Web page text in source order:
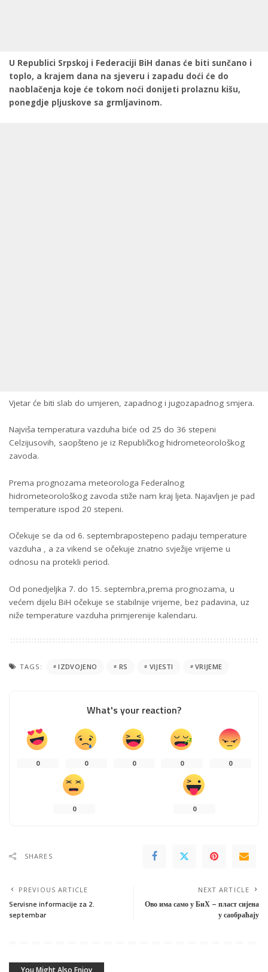
U Republici Srpskoj i Federaciji BiH danas će biti sunčano i
toplo, a krajem dana na sjeveru i zapadu doći će do
naoblačenja koje će tokom noći donijeti prolaznu kišu,
ponegdje pljuskove sa grmljavinom.
Vjetar će biti slab do umjeren, zapadnog i jugozapadnog smjera.
Najviša temperatura vazduha biće od 25 do 36 stepeni
Celzijusovih, saopšteno je iz Republičkog hidrometeorološkog
zavoda.
Prema prognozama meteorologa Federalnog
hidrometeorološkog zavoda stiže nam kraj ljeta. Najavljen je pad
temperature ispod 20 stepeni.
Očekuje se da od 6. septembrapostepeno padaju temperature
vazduha , a za vikend se očekuje znatno svježije vrijeme u
odnosu na protekli period.
Od ponedjeljka 7. do 15. septembra,prema prognozama, u
većem dijelu BiH očekuje se stabilnije vrijeme, bez padavina, uz
niže temperature vazduha primjerenije kalendaru.
TAGS: IZDVOJENO RS VIJESTI VRIJEME
What's your reaction?
0 0 0 0 0
0 0
SHARES
PREVIOUS ARTICLE
Servisne informacije za 2.
septembar
NEXT ARTICLE
Ово има само у БиХ – пласт сијена
у саобраћају
You Might Also Enjoy